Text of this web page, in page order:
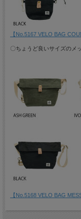
【No.5167 VELO BAG
〇ちょうど良いサイズのメ
【No.5168 VELO BAG